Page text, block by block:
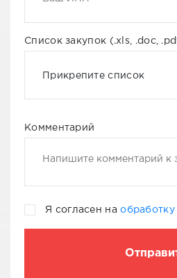
Список закупок (.xls, .doc,
Прикрепите список
Комментарий
Я согласен на